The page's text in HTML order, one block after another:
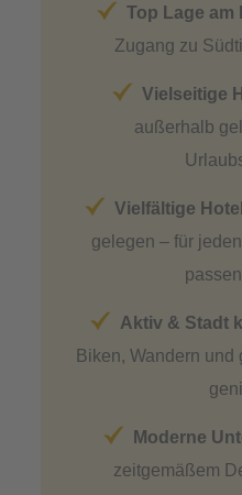
Top Lage am
Zugang zu
Vielseitige
außerhalb
Vielfältige
gelegen – für
Aktiv & Stadt
Biken, Wandern
Moderne
zeitgemäßem